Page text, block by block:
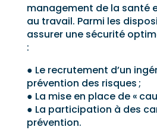
management de la santé
au travail. Parmi les
assurer une sécurité
:
● Le recrutement d’un
prévention des risques ;
● La mise en place de «
● La participation à des
prévention.